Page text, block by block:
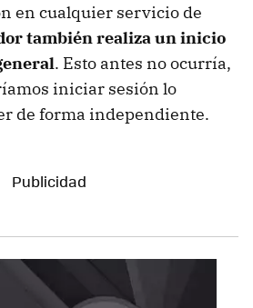
en cualquier servicio de
también realiza un inicio
. Esto antes no ocurría,
iniciar sesión lo
de forma independiente.